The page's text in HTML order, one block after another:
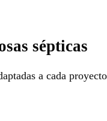
sépticas
a cada proyecto